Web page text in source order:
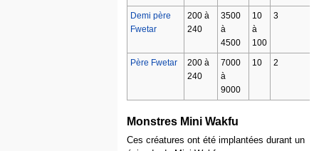
Demi père
Fwetar
200 à
240
3500
à
4500
10
à
100
3
Père Fwetar
200 à
240
7000
à
9000
10 2
Monstres Mini Wakfu
Ces créatures ont été implantées durant un